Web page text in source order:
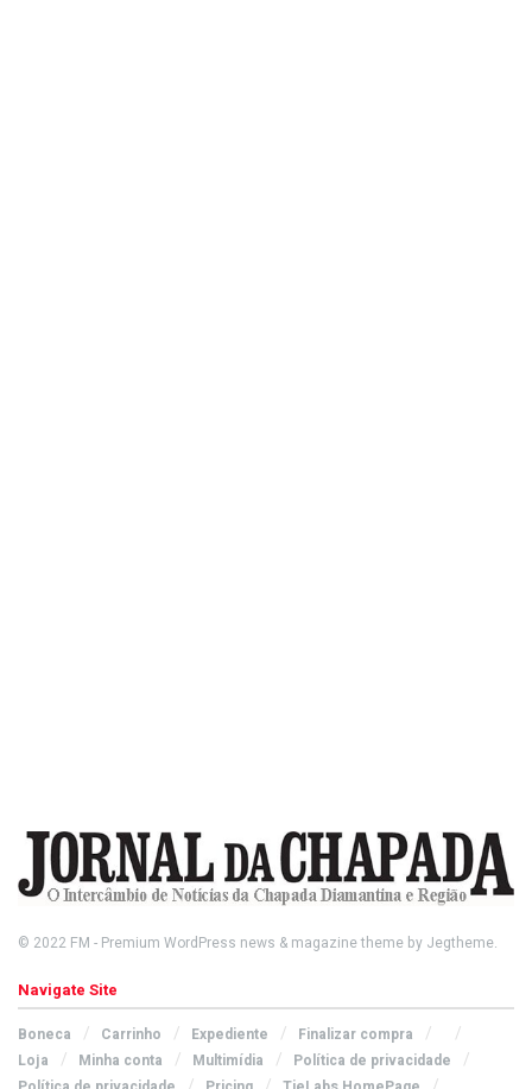
© 2022 FM - Premium WordPress news & magazine theme by Jegtheme.
Navigate Site
Boneca Carrinho Expediente
Finalizar compra
Loja
Minha conta Multimídia
Política de privacidade